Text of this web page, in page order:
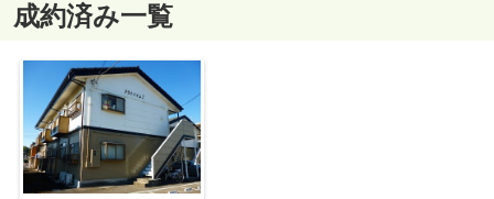
成約済み一覧